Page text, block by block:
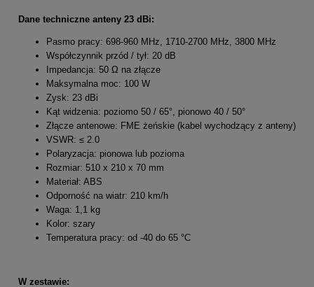
Dane techniczne anteny 23 dBi:
Pasmo pracy: 698-960 MHz, 1710-2700 MHz, 3800 MHz
Współczynnik przód / tył: 20 dB
Impedancja: 50 Ω na złącze
Maksymalna moc: 100 W
Zysk: 23 dBi
Kąt widzenia: poziomo 50 / 65°, pionowo 40 / 50°
Złącze antenowe: FME żeńskie (kabel wychodzący z anteny)
VSWR: ≤ 2.0
Polaryzacja: pionowa lub pozioma
Rozmiar: 510 x 210 x 70 mm
Materiał: ABS
Odporność na wiatr: 210 km/h
Waga: 1,1 kg
Kolor: szary
Temperatura pracy: od -40 do 65 °C
W zestawie: